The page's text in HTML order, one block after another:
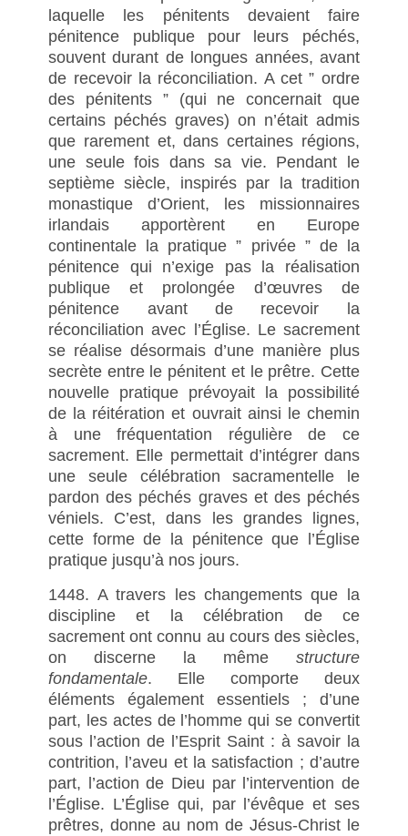
laquelle les pénitents devaient faire
pénitence publique pour leurs péchés,
souvent durant de longues années, avant
de recevoir la réconciliation. A cet ” ordre
des pénitents ” (qui ne concernait que
certains péchés graves) on n’était admis
que rarement et, dans certaines régions,
une seule fois dans sa vie. Pendant le
septième siècle, inspirés par la tradition
monastique d’Orient, les missionnaires
irlandais apportèrent en Europe
continentale la pratique ” privée ” de la
pénitence qui n’exige pas la réalisation
publique et prolongée d’œuvres de
pénitence avant de recevoir la
réconciliation avec l’Église. Le sacrement
se réalise désormais d’une manière plus
secrète entre le pénitent et le prêtre. Cette
nouvelle pratique prévoyait la possibilité
de la réitération et ouvrait ainsi le chemin
à une fréquentation régulière de ce
sacrement. Elle permettait d’intégrer dans
une seule célébration sacramentelle le
pardon des péchés graves et des péchés
véniels. C’est, dans les grandes lignes,
cette forme de la pénitence que l’Église
pratique jusqu’à nos jours.
1448. A travers les changements que la
discipline et la célébration de ce
sacrement ont connu au cours des siècles,
on discerne la même structure
fondamentale. Elle comporte deux
éléments également essentiels ; d’une
part, les actes de l’homme qui se convertit
sous l’action de l’Esprit Saint : à savoir la
contrition, l’aveu et la satisfaction ; d’autre
part, l’action de Dieu par l’intervention de
l’Église. L’Église qui, par l’évêque et ses
prêtres, donne au nom de Jésus-Christ le